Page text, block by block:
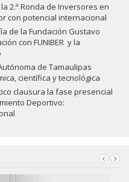
2.ª Ronda de Inversores en
con potencial internacional
de la Fundación Gustavo
con FUNIBER y la
de Tamaulipas
científica y tecnológica
clausura la fase presencial
Deportivo: